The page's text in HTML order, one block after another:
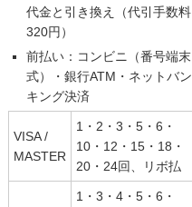
代金と引き換え（代引手数料
320円）
前払い：コンビニ（番号端末
式）・銀行ATM・ネットバン
キング決済
VISA /
MASTER
1・2・3・5・6・
10・12・15・18・
20・24回、リボ払
1・3・4・5・6・